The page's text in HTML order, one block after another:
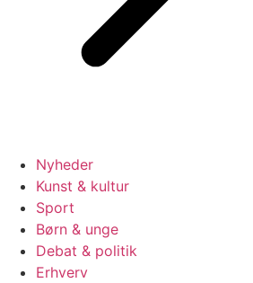
Nyheder
Kunst & kultur
Sport
Børn & unge
Debat & politik
Erhverv